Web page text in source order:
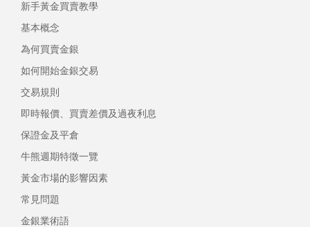
新手黃金買賣教學
基本概念
為何買賣金銀
如何開始金銀交易
交易規則
即時報價、買賣差價及過夜利息
保證金及平倉
牛熊週期特徵一覽
黃金市場的影響因素
常見問題
金銀業術語